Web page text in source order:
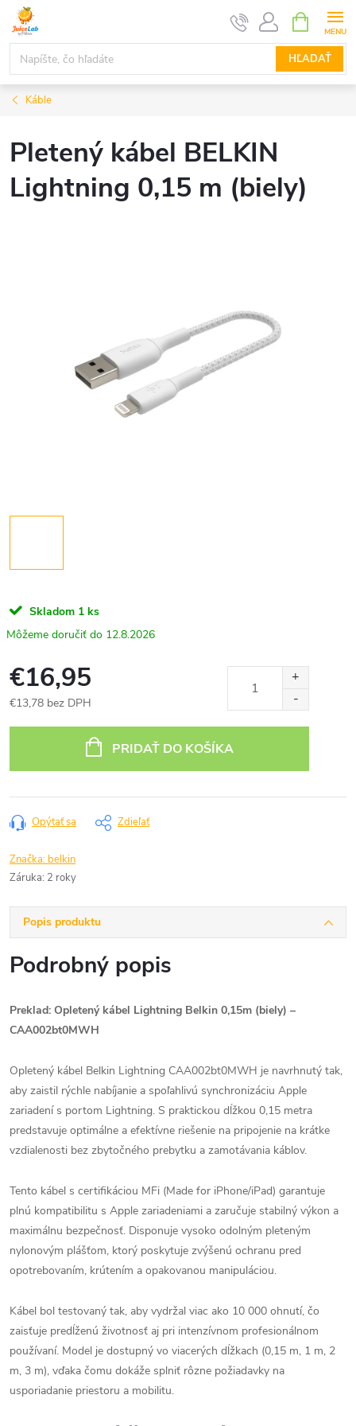
Prejsť
obsah
HĽADAŤ
KOŠÍK
Káble
Pletený kábel BELKIN
Lightning 0,15 m (biely)
Skladom 1 ks
12.8.2026
€16,95
€13,78 bez DPH
PRIDAŤ DO KOŠÍKA
Opýtať sa Zdieľať
Značka: belkin
Záruka: 2 roky
Popis produktu
Podrobný popis
Preklad: Opletený kábel Lightning Belkin 0,15m (biely) –
CAA002bt0MWH
Opletený kábel Belkin Lightning CAA002bt0MWH je navrhnutý tak,
aby zaistil rýchle nabíjanie a spoľahlivú synchronizáciu Apple
zariadení s portom Lightning. S praktickou dĺžkou 0,15 metra
predstavuje optimálne a efektívne riešenie na pripojenie na krátke
vzdialenosti bez zbytočného prebytku a zamotávania káblov.
Tento kábel s certifikáciou MFi (Made for iPhone/iPad) garantuje
plnú kompatibilitu s Apple zariadeniami a zaručuje stabilný výkon a
maximálnu bezpečnosť. Disponuje vysoko odolným pleteným
nylonovým plášťom, ktorý poskytuje zvýšenú ochranu pred
opotrebovaním, krútením a opakovanou manipuláciou.
Kábel bol testovaný tak, aby vydržal viac ako 10 000 ohnutí, čo
zaisťuje predĺženú životnosť aj pri intenzívnom profesionálnom
používaní. Model je dostupný vo viacerých dĺžkach (0,15 m, 1 m, 2
m, 3 m), vďaka čomu dokáže splniť rôzne požiadavky na
usporiadanie priestoru a mobilitu.